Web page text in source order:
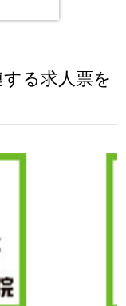
る求人票を